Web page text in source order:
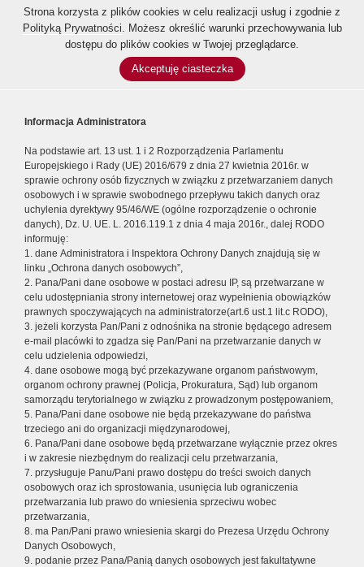
Strona korzysta z plików cookies w celu realizacji usług i zgodnie z
Polityką Prywatności. Możesz określić warunki przechowywania lub
dostępu do plików cookies w Twojej przeglądarce.
Akceptuję ciasteczka
Informacja Administratora
Na podstawie art. 13 ust. 1 i 2 Rozporządzenia Parlamentu
Europejskiego i Rady (UE) 2016/679 z dnia 27 kwietnia 2016r. w
sprawie ochrony osób fizycznych w związku z przetwarzaniem danych
osobowych i w sprawie swobodnego przepływu takich danych oraz
uchylenia dyrektywy 95/46/WE (ogólne rozporządzenie o ochronie
danych), Dz. U. UE. L. 2016.119.1 z dnia 4 maja 2016r., dalej RODO
informuję:
1. dane Administratora i Inspektora Ochrony Danych znajdują się w
linku „Ochrona danych osobowych”,
2. Pana/Pani dane osobowe w postaci adresu IP, są przetwarzane w
celu udostępniania strony internetowej oraz wypełnienia obowiązków
prawnych spoczywających na administratorze(art.6 ust.1 lit.c RODO),
3. jeżeli korzysta Pan/Pani z odnośnika na stronie będącego adresem
e-mail placówki to zgadza się Pan/Pani na przetwarzanie danych w
celu udzielenia odpowiedzi,
4. dane osobowe mogą być przekazywane organom państwowym,
organom ochrony prawnej (Policja, Prokuratura, Sąd) lub organom
samorządu terytorialnego w związku z prowadzonym postępowaniem,
5. Pana/Pani dane osobowe nie będą przekazywane do państwa
trzeciego ani do organizacji międzynarodowej,
6. Pana/Pani dane osobowe będą przetwarzane wyłącznie przez okres
i w zakresie niezbędnym do realizacji celu przetwarzania,
7. przysługuje Panu/Pani prawo dostępu do treści swoich danych
osobowych oraz ich sprostowania, usunięcia lub ograniczenia
przetwarzania lub prawo do wniesienia sprzeciwu wobec
przetwarzania,
8. ma Pan/Pani prawo wniesienia skargi do Prezesa Urzędu Ochrony
Danych Osobowych,
9. podanie przez Pana/Panią danych osobowych jest fakultatywne